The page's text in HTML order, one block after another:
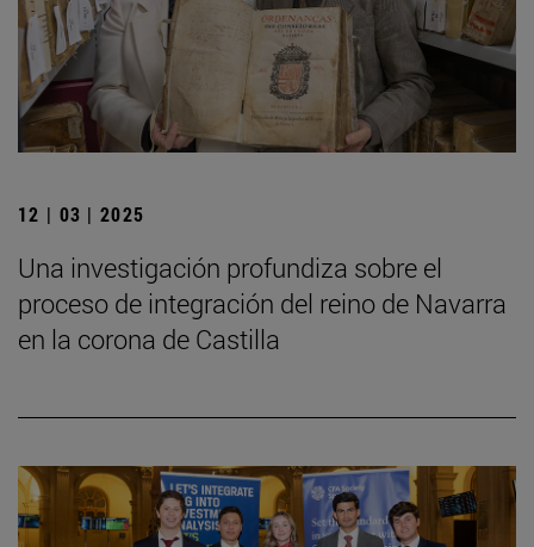
12 | 03 | 2025
Una investigación profundiza sobre el
proceso de integración del reino de Navarra
en la corona de Castilla